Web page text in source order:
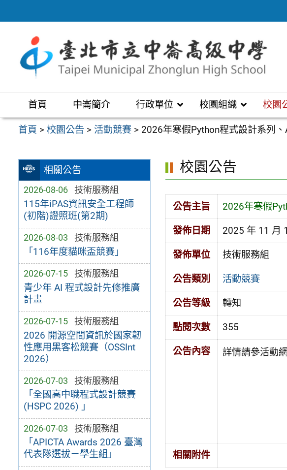
至
區
首頁 中崙簡介 行政單位 校園組織 校園
首頁 >校園公告 > 活動競賽 > 2026年寒假Python程式設計系列
相關公告
2026-08-06 技術服務組
115年iPAS資訊安全工程師
(初階)證照班(第2期)
2026-08-03 技術服務組
「116年度貓咪盃競賽」
2026-07-15 技術服務組
青少年 AI 程式設計先修推廣
計畫
2026-07-15 技術服務組
2026 開源空間資訊於國家韌
性應用黑客松競賽（OSSInt
2026）
2026-07-03 技術服務組
「全國高中職程式設計競賽
(HSPC 2026) 」
2026-07-03 技術服務組
「APICTA Awards 2026 臺灣
代表隊選拔－學生組」
校園公告
公告主旨 2026年寒假
發佈日期 2025 年 11 月
發佈單位 技術服務組
公告類別 活動競賽
公告等級 轉知
點閱次數 355
公告內容 詳情請參活動
相關附件